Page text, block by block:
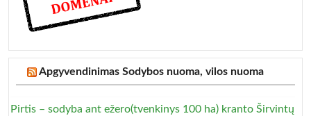
Apgyvendinimas Sodybos nuoma, vilos nuoma
Pirtis – sodyba ant ežero(tvenkinys 100 ha) kranto Širvintų